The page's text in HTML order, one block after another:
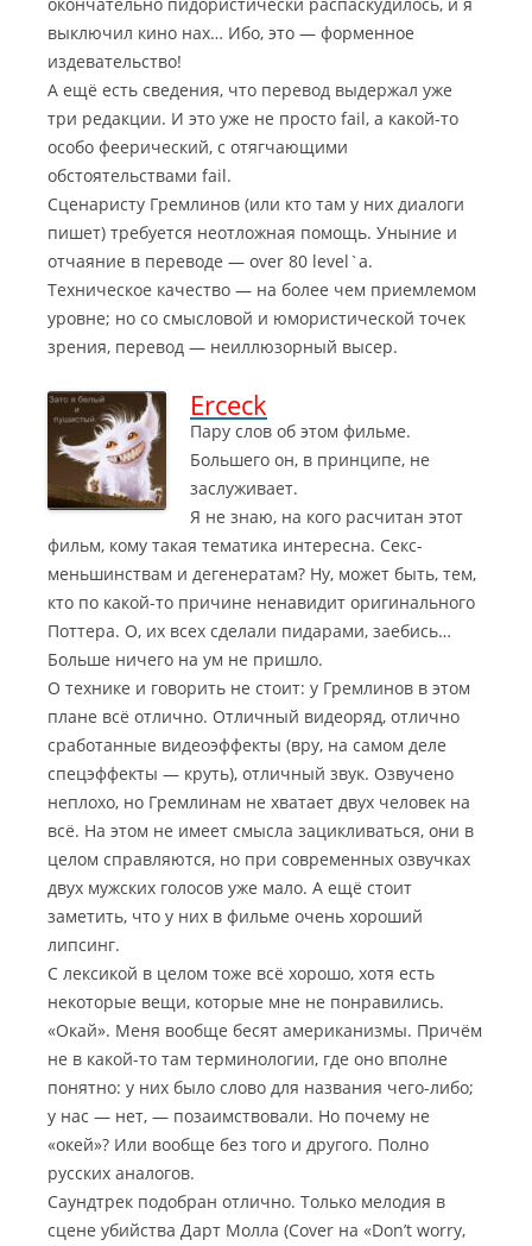
выключил кино нах… Ибо, это — форменное
издевательство!
А ещё есть сведения, что перевод выдержал уже
три редакции. И это уже не просто fail, а какой-то
особо феерический, с отягчающими
обстоятельствами fail.
Сценаристу Гремлинов (или кто там у них диалоги
пишет) требуется неотложная помощь. Уныние и
отчаяние в переводе — over 80 level`a.
Техническое качество — на более чем приемлемом
уровне; но со смысловой и юмористической точек
зрения, перевод — неиллюзорный высер.
Erceck
Пару слов об этом фильме.
Большего он, в принципе, не
заслуживает.
Я не знаю, на кого расчитан этот
фильм, кому такая тематика интересна. Секс-
меньшинствам и дегенератам? Ну, может быть, тем,
кто по какой-то причине ненавидит оригинального
Поттера. О, их всех сделали пидарами, заебись…
Больше ничего на ум не пришло.
О технике и говорить не стоит: у Гремлинов в этом
плане всё отлично. Отличный видеоряд, отлично
сработанные видеоэффекты (вру, на самом деле
спецэффекты — круть), отличный звук. Озвучено
неплохо, но Гремлинам не хватает двух человек на
всё. На этом не имеет смысла зацикливаться, они в
целом справляются, но при современных озвучках
двух мужских голосов уже мало. А ещё стоит
заметить, что у них в фильме очень хороший
липсинг.
С лексикой в целом тоже всё хорошо, хотя есть
некоторые вещи, которые мне не понравились.
«Окай». Меня вообще бесят американизмы. Причём
не в какой-то там терминологии, где оно вполне
понятно: у них было слово для названия чего-либо;
у нас — нет, — позаимствовали. Но почему не
«окей»? Или вообще без того и другого. Полно
русских аналогов.
Саундтрек подобран отлично. Только мелодия в
сцене убийства Дарт Молла (Cover на «Don’t worry,